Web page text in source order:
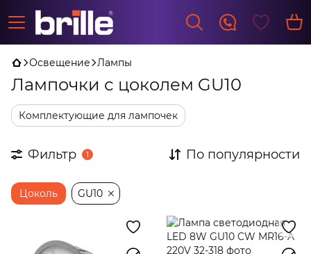
Освещение Лампы
Лампочки с цоколем GU10
Комплектующие для лампочек
Фильтр 1 По популярности
Цоколь GU10